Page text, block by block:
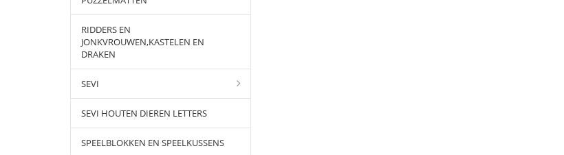
RIDDERS EN
JONKVROUWEN,KASTELEN EN
DRAKEN
SEVI
SEVI HOUTEN DIEREN LETTERS
SPEELBLOKKEN EN SPEELKUSSENS